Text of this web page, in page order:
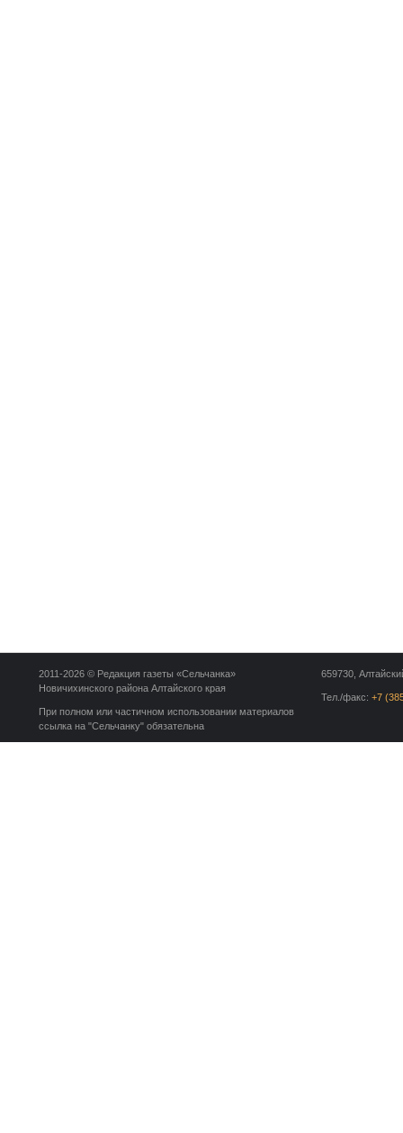
659730,
Тел./факс: +7
2011-2026 © Редакция газеты «Сельчанка»
Новичихинского района Алтайского края
При полном или частичном использовании материалов
ссылка на "Сельчанку" обязательна